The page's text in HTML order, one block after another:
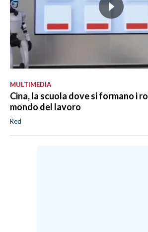
MULTIMEDIA
Cina, la scuola dove si formano i
mondo del lavoro
Red